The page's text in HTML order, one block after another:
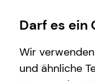
Darf es ein
Wir
und ähnliche